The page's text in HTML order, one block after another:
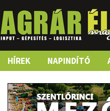
Skip
content
HÍREK NAPINDÍTÓ